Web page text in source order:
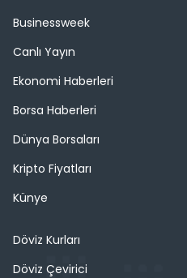
Businessweek
Canlı Yayın
Ekonomi Haberleri
Borsa Haberleri
Dünya Borsaları
Kripto Fiyatları
Künye
Döviz Kurları
Döviz Çevirici